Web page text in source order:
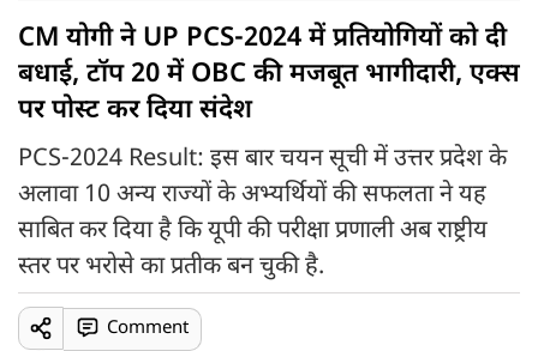
CM योगी ने UP PCS-2024 में प्रतियोगियों को दी
बधाई, टॉप 20 में OBC की मजबूत भागीदारी, एक्स
पर पोस्ट कर दिया संदेश
PCS-2024 Result: इस बार चयन सूची में उत्तर प्रदेश के
अलावा 10 अन्य राज्यों के अभ्यर्थियों की सफलता ने यह
साबित कर दिया है कि यूपी की परीक्षा प्रणाली अब राष्ट्रीय
स्तर पर भरोसे का प्रतीक बन चुकी है.
Comment